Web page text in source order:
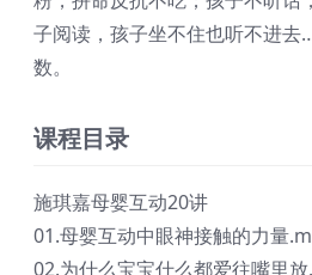
子阅读，孩子坐不住也听不进
数。
课程目录
施琪嘉母婴互动20讲
01.母婴互动中眼神接触的力量
02.为什么宝宝什么都爱往嘴里